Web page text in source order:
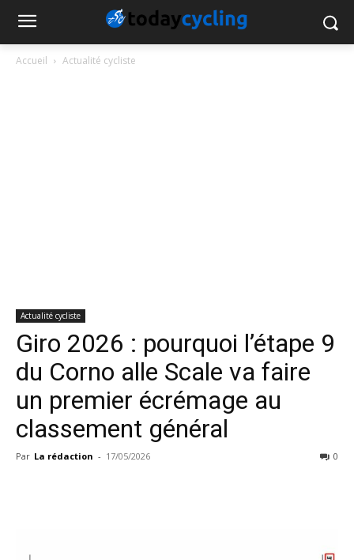
Accueil Actualité cycliste
Actualité cycliste
Giro 2026 : pourquoi l’étape 9
du Corno alle Scale va faire
un premier écrémage au
classement général
Par La rédaction - 17/05/2026 0